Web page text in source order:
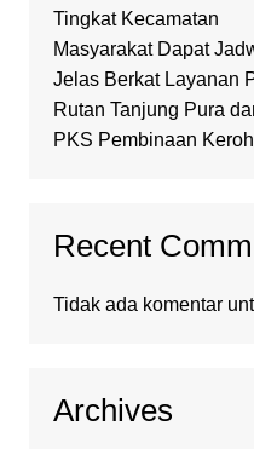
Tingkat Kecamatan
Masyarakat Dapat
Jelas Berkat Layanan
Rutan Tanjung Pura
PKS Pembinaan
Recent
Tidak ada komentar
Archives